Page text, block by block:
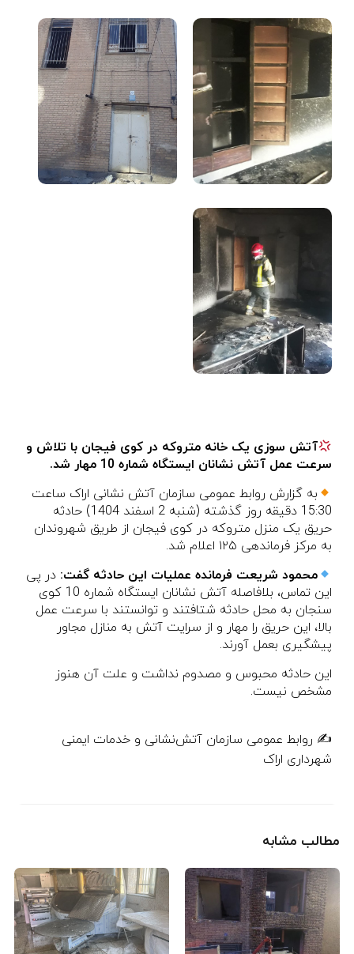
آتش سوزی یک خانه متروکه در کوی فیجان با تلاش و
سرعت عمل آتش نشانان ایستگاه شماره 10 مهار شد.
به گزارش روابط عمومی سازمان آتش نشانی اراک ساعت
15:30 دقیقه روز گذشته (شنبه 2 اسفند 1404) حادثه
حریق یک منزل متروکه در کوی فیجان از طریق شهروندان
به مرکز فرماندهی ۱۲۵ اعلام شد.
محمود شریعت فرمانده عملیات این حادثه گفت: در پی
این تماس، بلافاصله آتش نشانان ایستگاه شماره 10 کوی
سنجان به محل حادثه شتافتند و توانستند با سرعت عمل
بالا، این حریق را مهار و از سرایت آتش به منازل مجاور
پیشگیری بعمل آورند.
این حادثه محبوس و مصدوم نداشت و علت آن هنوز
مشخص نیست.
✍️ روابط عمومی سازمان آتش‌نشانی و خدمات ایمنی
شهرداری اراک
مطالب مشابه